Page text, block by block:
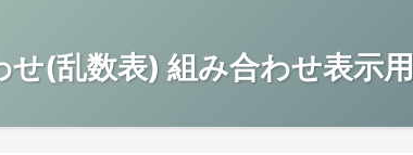
せ(乱数表) 組み合わせ表示